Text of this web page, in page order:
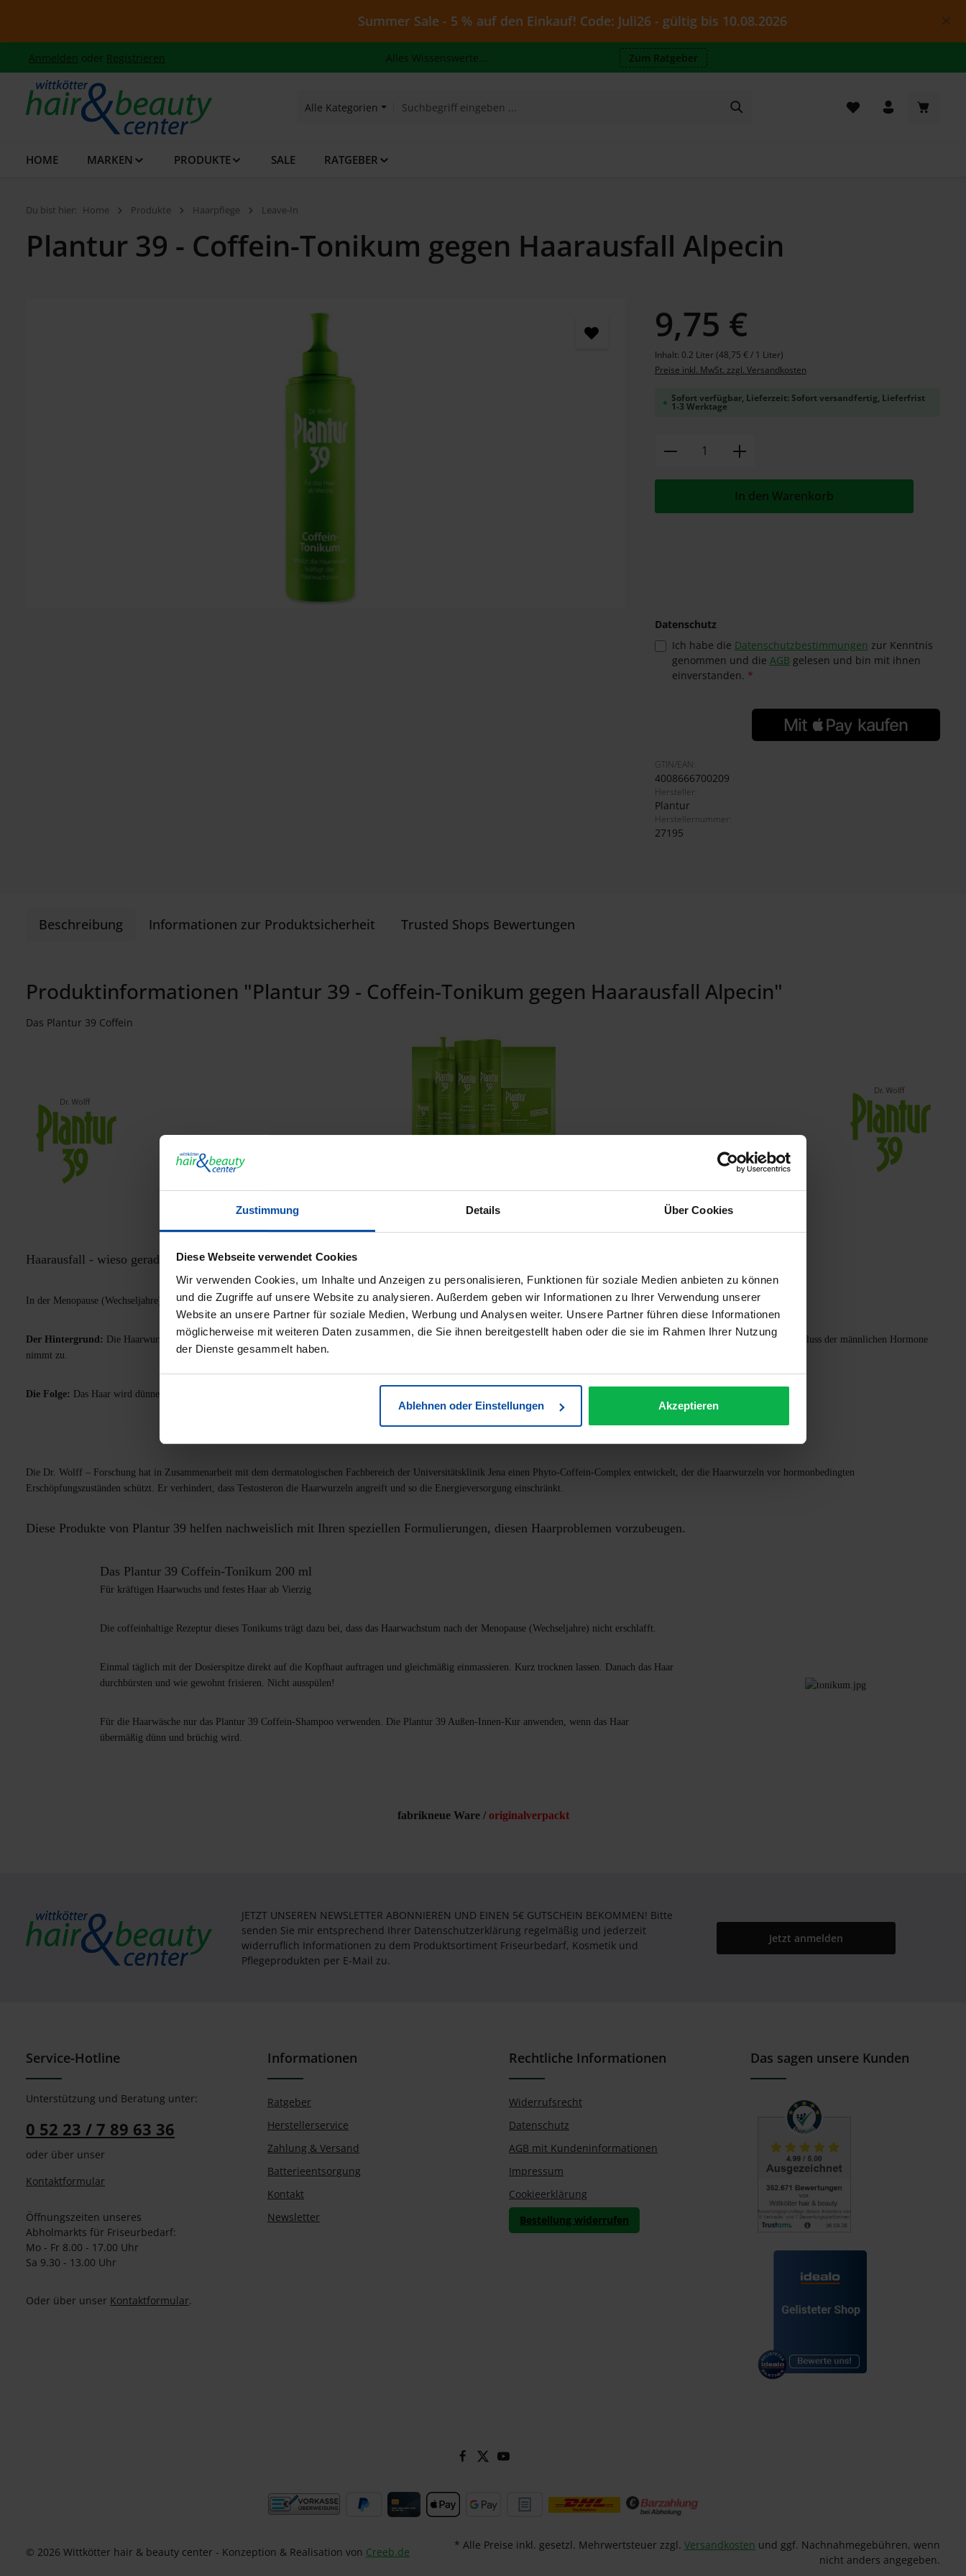
Zustimmung Details Über Cookies
Diese Webseite verwendet Cookies
Wir verwenden Cookies, um Inhalte und Anzeigen zu personalisieren, Funktionen für soziale Medien anbieten zu können
und die Zugriffe auf unsere Website zu analysieren. Außerdem geben wir Informationen zu Ihrer Verwendung unserer
Website an unsere Partner für soziale Medien, Werbung und Analysen weiter. Unsere Partner führen diese Informationen
möglicherweise mit weiteren Daten zusammen, die Sie ihnen bereitgestellt haben oder die sie im Rahmen Ihrer Nutzung
der Dienste gesammelt haben.
Ablehnen oder Einstellungen Akzeptieren
Summer Sale - 5 % auf den Einkauf! Code: Juli26 - gültig bis 10.08.2026
Anmelden oder Registrieren Alles Wissenswerte... Zum Ratgeber
Alle Kategorien
HOME MARKEN PRODUKTE SALE RATGEBER
Du bist hier: Home Produkte Haarpflege Leave-In
Plantur 39 - Coffein-Tonikum gegen Haarausfall Alpecin
9,75 €
Inhalt: 0.2 Liter(48,75 € / 1 Liter)
Preise inkl. MwSt. zzgl. Versandkosten
Sofort verfügbar, Lieferzeit: Sofort versandfertig, Lieferfrist
1-3 Werktage
Produkt Anzahl: Gib den
In den Warenkorb
Datenschutz
Ich habe die Datenschutzbestimmungen zur Kenntnis
genommen und die AGB gelesen und bin mit ihnen
einverstanden. *
GTIN/EAN:
4008666700209
Hersteller:
Plantur
Herstellernummer:
27195
Beschreibung Informationen zur Produktsicherheit Trusted Shops Bewertungen
Produktinformationen "Plantur 39 - Coffein-Tonikum gegen Haarausfall Alpecin"
Das Plantur 39 Coffein
Das Plantur 39 Coffein-Tonikum
Haarausfall - wieso gerade nach der Menopause
In der Menopause (Wechseljahre) gerät der Hormon­haushalt einer Frau aus dem Gleichgewicht und stört das Haarwachstum.
Der Hintergrund: Die Haarwurzel der Frau ist bis zur Menopause (Wechseljahre) durch einen hohen Anteil weiblicher Hormone (Östrogen) geschützt. Danach sinkt dieser Anteil und der Einfluss der männlichen Hormone
nimmt zu.
Die Folge: Das Haar wird dünner, fällt vorzeitig aus, die Kopfhaut wird sichtbar, der Haaransatz geht zurück.
Die Dr. Wolff – Forschung hat in Zusammenarbeit mit dem dermatologischen Fachbereich der Universitätsklinik Jena einen Phyto-Coffein-Complex entwickelt, der die Haarwurzeln vor hormonbedingten
Erschöpfungszuständen schützt. Er verhindert, dass Testosteron die Haarwurzeln angreift und so die Energieversorgung einschränkt.
Diese Produkte von Plantur 39 helfen nachweislich mit Ihren speziellen Formulierungen, diesen Haarproblemen vorzubeugen.
Das Plantur 39 Coffein-Tonikum 200 ml
Für kräftigen Haarwuchs und festes Haar ab Vierzig
Die coffeinhaltige Rezeptur dieses Tonikums trägt dazu bei, dass das Haarwachstum nach der Menopause (Wechseljahre) nicht erschlafft.
Einmal täglich mit der Dosierspitze direkt auf die Kopfhaut auftragen und gleichmäßig einmassieren. Kurz trocknen lassen. Danach das Haar
durchbürsten und wie gewohnt frisieren. Nicht ausspülen!
Für die Haarwäsche nur das Plantur 39 Coffein-Shampoo verwenden. Die Plantur 39 Außen-Innen-Kur anwenden, wenn das Haar
übermäßig dünn und brüchig wird.
fabrikneue Ware / originalverpackt
JETZT UNSEREN NEWSLETTER ABONNIEREN UND EINEN 5€ GUTSCHEIN BEKOMMEN! Bitte
senden Sie mir entsprechend Ihrer Datenschutzerklärung regelmäßig und jederzeit
widerruflich Informationen zu dem Produktsortiment Friseurbedarf, Kosmetik und
Pflegeprodukten per E-Mail zu.
Jetzt anmelden
Service-Hotline
Unterstützung und Beratung unter:
0 52 23 / 7 89 63 36
oder über unser
Kontaktformular
Öffnungszeiten unseres
Abholmarkts für Friseurbedarf:
Mo - Fr 8.00 - 17.00 Uhr
Sa 9.30 - 13.00 Uhr
Oder über unser Kontaktformular.
Informationen
Ratgeber
Herstellerservice
Zahlung & Versand
Batterieentsorgung
Kontakt
Newsletter
Rechtliche Informationen
Widerrufsrecht
Datenschutz
AGB mit Kundeninformationen
Impressum
Cookieerklärung
Bestellung widerrufen
Das sagen unsere Kunden
© 2026 Wittkötter hair & beauty center - Konzeption & Realisation von Creeb.de
* Alle Preise inkl. gesetzl. Mehrwertsteuer zzgl. Versandkosten und ggf. Nachnahmegebühren, wenn
nicht anders angegeben.